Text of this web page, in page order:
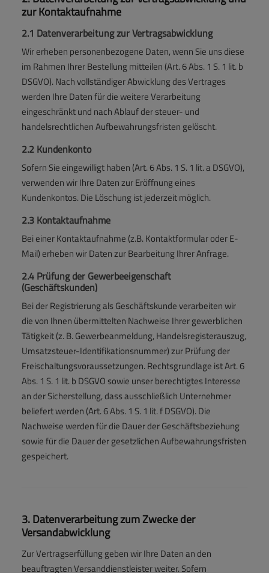
zur Kontaktaufnahme
2.1 Datenverarbeitung zur Vertragsabwicklung
Wir erheben personenbezogene Daten, wenn Sie uns diese
im Rahmen Ihrer Bestellung mitteilen (Art. 6 Abs. 1 S. 1 lit. b
DSGVO). Nach vollständiger Abwicklung des Vertrages
werden Ihre Daten für die weitere Verarbeitung
eingeschränkt und nach Ablauf der steuer- und
handelsrechtlichen Aufbewahrungsfristen gelöscht.
2.2 Kundenkonto
Sofern Sie eingewilligt haben (Art. 6 Abs. 1 S. 1 lit. a DSGVO),
verwenden wir Ihre Daten zur Eröffnung eines
Kundenkontos. Die Löschung ist jederzeit möglich.
2.3 Kontaktaufnahme
Bei einer Kontaktaufnahme (z.B. Kontaktformular oder E-
Mail) erheben wir Daten zur Bearbeitung Ihrer Anfrage.
2.4 Prüfung der Gewerbeeigenschaft
(Geschäftskunden)
Bei der Registrierung als Geschäftskunde verarbeiten wir
die von Ihnen übermittelten Nachweise Ihrer gewerblichen
Tätigkeit (z. B. Gewerbeanmeldung, Handelsregisterauszug,
Umsatzsteuer-Identifikationsnummer) zur Prüfung der
Freischaltungsvoraussetzungen. Rechtsgrundlage ist Art. 6
Abs. 1 S. 1 lit. b DSGVO sowie unser berechtigtes Interesse
an der Sicherstellung, dass ausschließlich Unternehmer
beliefert werden (Art. 6 Abs. 1 S. 1 lit. f DSGVO). Die
Nachweise werden für die Dauer der Geschäftsbeziehung
sowie für die Dauer der gesetzlichen Aufbewahrungsfristen
gespeichert.
3. Datenverarbeitung zum Zwecke der
Versandabwicklung
Zur Vertragserfüllung geben wir Ihre Daten an den
beauftragten Versanddienstleister weiter. Sofern